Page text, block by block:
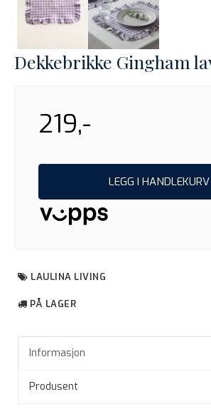
Dekkebrikke Gingham
219,-
LEGG I HANDLEKURV
LAULINA LIVING
PÅ LAGER
Informasjon
Produsent